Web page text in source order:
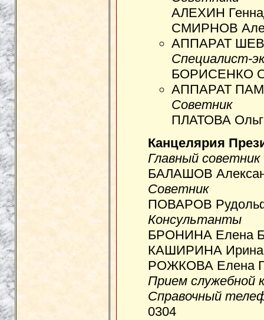
АЛЕХИН
СМИРНОВ
АППАРАТ
Специалист-
БОРИСЕНКО
АППАРАТ
Советник
ПЛАТОВА
Канцелярия
Главный советник
БАЛАШОВ
Советник
ПОВАРОВ
Консультанты
БРОНИНА Елена
КАШИРИНА Ирина
РОЖКОВА Елена
Прием служебной
Справочный
0304